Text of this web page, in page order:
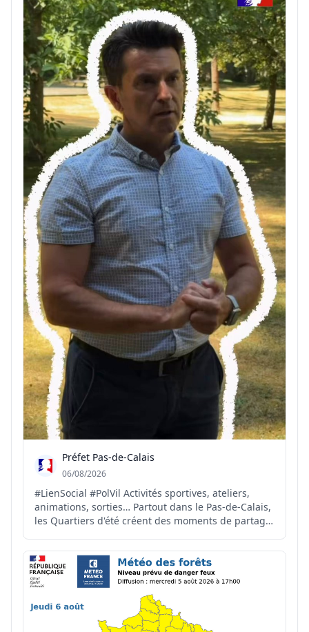
Préfet Pas-de-Calais
06/08/2026
#LienSocial #PolVil Activités sportives, ateliers,
animations, sorties… Partout dans le Pas-de-Calais,
les Quartiers d'été créent des moments de partage
et retour en images sur ces initiatives soutenues
par l'État dans le cadre de la Politique...